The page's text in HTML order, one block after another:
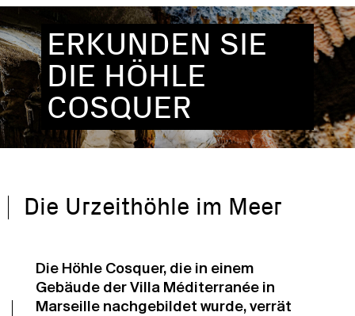
ERKUNDEN SIE
DIE HÖHLE
COSQUER
Die Urzeithöhle im Meer
Die Höhle Cosquer, die in einem
Gebäude der Villa Méditerranée in
Marseille nachgebildet wurde, verrät